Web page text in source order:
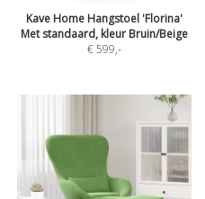
Kave Home Hangstoel 'Florina'
Met standaard, kleur Bruin/Beige
€ 599,-